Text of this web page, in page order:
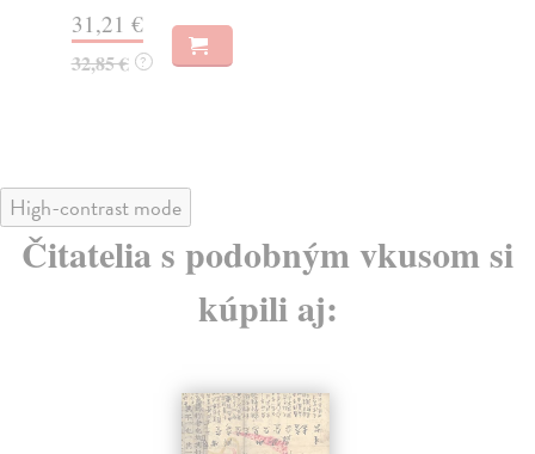
31,21 €
32,85 € ?
High-contrast mode
Čitatelia s podobným vkusom si
kúpili aj: